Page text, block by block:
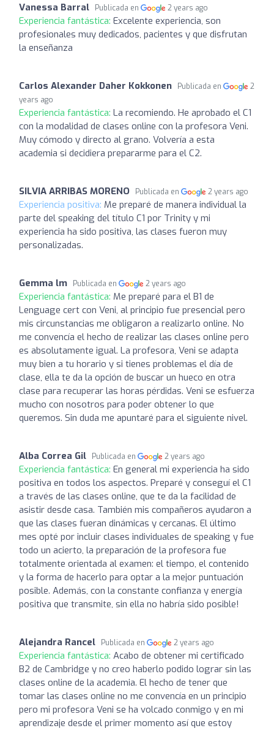
Vanessa Barral Publicada en 2 years ago
Experiencia fantástica: Excelente experiencia, son
profesionales muy dedicados, pacientes y que disfrutan
la enseñanza
Carlos Alexander Daher Kokkonen Publicada en
2
years ago
Experiencia fantástica: La recomiendo. He aprobado el C1
con la modalidad de clases online con la profesora Veni.
Muy cómodo y directo al grano. Volvería a esta
academia si decidiera prepararme para el C2.
SILVIA ARRIBAS MORENO Publicada en 2 years ago
Experiencia positiva: Me preparé de manera individual la
parte del speaking del título C1 por Trinity y mi
experiencia ha sido positiva, las clases fueron muy
personalizadas.
Gemma lm Publicada en 2 years ago
Experiencia fantástica: Me preparé para el B1 de
Lenguage cert con Veni, al principio fue presencial pero
mis circunstancias me obligaron a realizarlo online. No
me convencía el hecho de realizar las clases online pero
es absolutamente igual. La profesora, Veni se adapta
muy bien a tu horario y si tienes problemas el día de
clase, ella te da la opción de buscar un hueco en otra
clase para recuperar las horas pérdidas. Veni se esfuerza
mucho con nosotros para poder obtener lo que
queremos. Sin duda me apuntaré para el siguiente nivel.
Alba Correa Gil Publicada en 2 years ago
Experiencia fantástica: En general mi experiencia ha sido
positiva en todos los aspectos. Preparé y conseguí el C1
a través de las clases online, que te da la facilidad de
asistir desde casa. También mis compañeros ayudaron a
que las clases fueran dinámicas y cercanas. El último
mes opté por incluir clases individuales de speaking y fue
todo un acierto, la preparación de la profesora fue
totalmente orientada al examen: el tiempo, el contenido
y la forma de hacerlo para optar a la mejor puntuación
posible. Además, con la constante confianza y energía
positiva que transmite, sin ella no habría sido posible!
Alejandra Rancel Publicada en 2 years ago
Experiencia fantástica: Acabo de obtener mi certificado
B2 de Cambridge y no creo haberlo podido lograr sin las
clases online de la academia. El hecho de tener que
tomar las clases online no me convencía en un principio
pero mi profesora Veni se ha volcado conmigo y en mi
aprendizaje desde el primer momento así que estoy